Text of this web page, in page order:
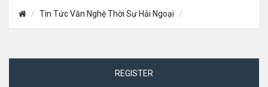
Tin Tức Văn Nghệ Thời Sự Hải Ngoại
REGISTER